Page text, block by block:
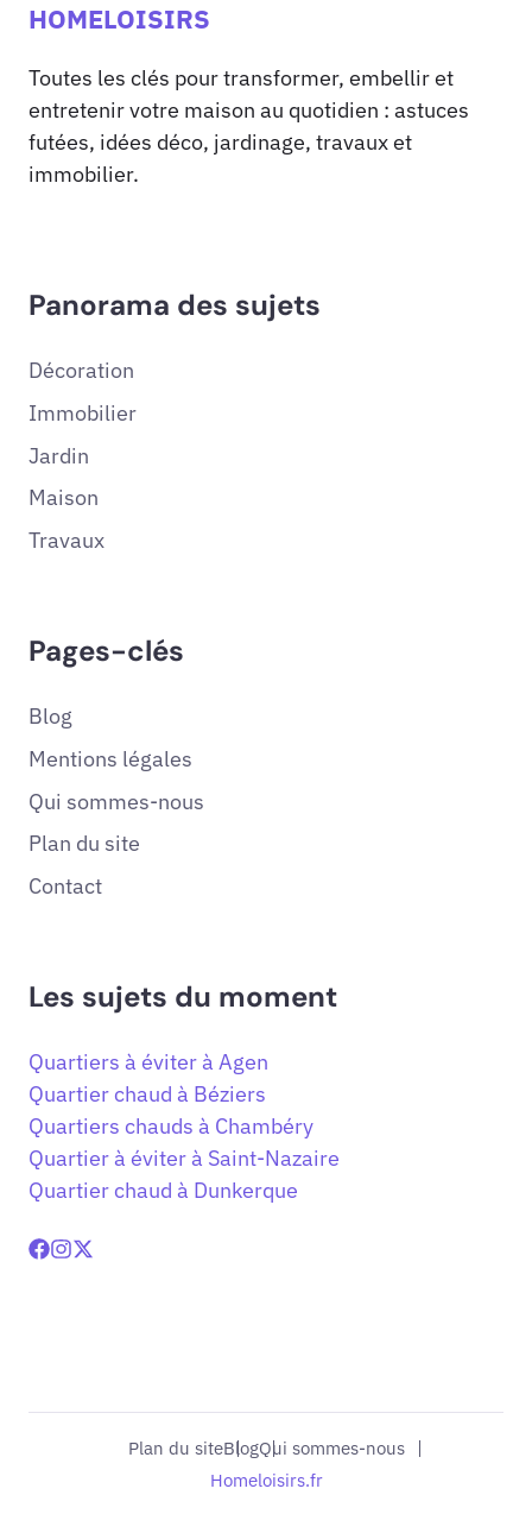
HOMELOISIRS
Toutes les clés pour transformer, embellir et
entretenir votre maison au quotidien : astuces
futées, idées déco, jardinage, travaux et
immobilier.
Panorama des sujets
Décoration
Immobilier
Jardin
Maison
Travaux
Pages-clés
Blog
Mentions légales
Qui sommes-nous
Plan du site
Contact
Les sujets du moment
Quartiers à éviter à Agen
Quartier chaud à Béziers
Quartiers chauds à Chambéry
Quartier à éviter à Saint-Nazaire
Quartier chaud à Dunkerque
Homeloisirs.fr
Plan du siteBlogQui sommes-nous